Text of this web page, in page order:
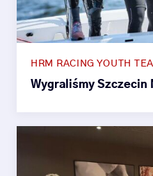
HRM RACING YOUTH
Wygraliśmy Szczecin